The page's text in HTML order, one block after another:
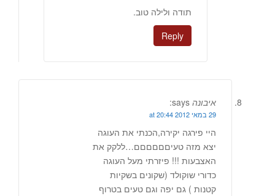
תודה ולילה טוב.
Reply
איבונה says:
29 במאי 2012 at 20:44
היי פירגה יקירה,הכנתי את העוגה
יצא מזה טעיםםםםםם…ללקק את
האצבעות !!! פיזרתי מעל העוגה
כדורי שוקולד (שקונים בשקיות
קטנות ) גם יפה וגם טעים בטרוף